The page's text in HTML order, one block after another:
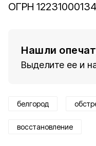
ОГРН
Нашли
Выделите ее и
белгород
восстановление